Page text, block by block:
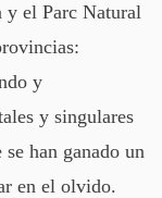
y el Parc Natural
y
y singulares
han ganado un
en el olvido.